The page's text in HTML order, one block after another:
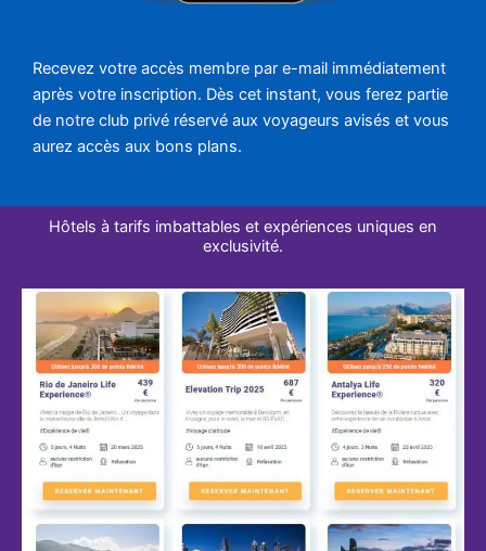
Recevez votre accès membre par e-mail immédiatement
après votre inscription. Dès cet instant, vous ferez partie
de notre club privé réservé aux voyageurs avisés et vous
aurez accès aux bons plans.
Hôtels à tarifs imbattables et expériences uniques en
exclusivité.